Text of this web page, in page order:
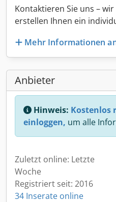
Kontaktieren Sie uns –
erstellen Ihnen ein
Mehr Informationen
Anbieter
Hinweis: Kostenlos
einloggen, um alle
Zuletzt online: Letzte
Woche
Registriert seit: 2016
34 Inserate online